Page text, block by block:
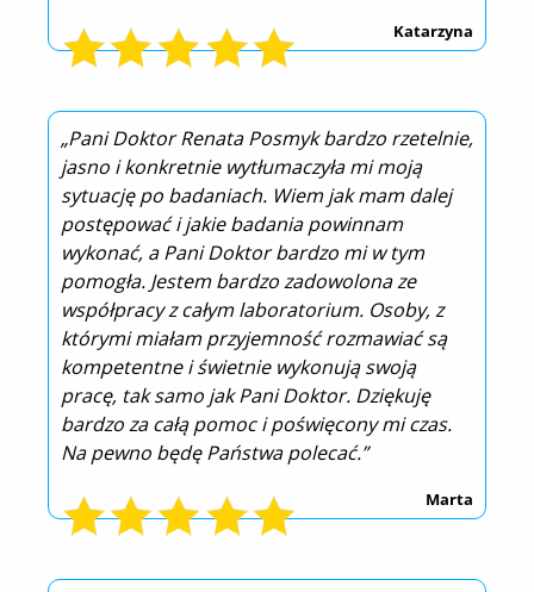
Katarzyna
„Pani Doktor Renata Posmyk bardzo rzetelnie,
jasno i konkretnie wytłumaczyła mi moją
sytuację po badaniach. Wiem jak mam dalej
postępować i jakie badania powinnam
wykonać, a Pani Doktor bardzo mi w tym
pomogła. Jestem bardzo zadowolona ze
współpracy z całym laboratorium. Osoby, z
którymi miałam przyjemność rozmawiać są
kompetentne i świetnie wykonują swoją
pracę, tak samo jak Pani Doktor. Dziękuję
bardzo za całą pomoc i poświęcony mi czas.
Na pewno będę Państwa polecać.”
Marta